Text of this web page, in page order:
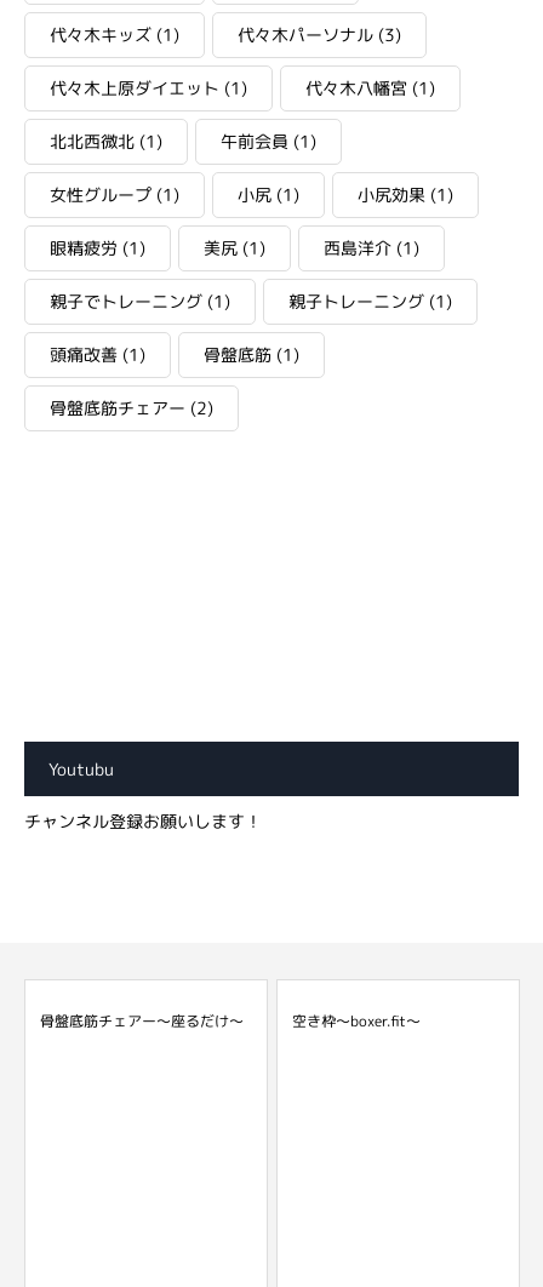
代々木キッズ (1) 代々木パーソナル (3)
代々木上原ダイエット (1) 代々木八幡宮 (1)
北北西微北 (1) 午前会員 (1)
女性グループ (1) 小尻 (1) 小尻効果 (1)
眼精疲労 (1) 美尻 (1) 西島洋介 (1)
親子でトレーニング (1) 親子トレーニング (1)
頭痛改善 (1) 骨盤底筋 (1)
骨盤底筋チェアー (2)
Youtubu
チャンネル登録お願いします！
骨盤底筋チェアー～座るだけ～ 空き枠～boxer.fit～